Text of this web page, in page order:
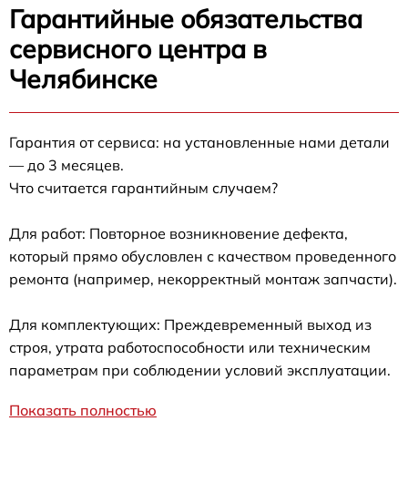
Гарантийные обязательства
сервисного центра в
Челябинске
Гарантия от сервиса: на установленные нами детали
— до 3 месяцев.
Что считается гарантийным случаем?
Для работ: Повторное возникновение дефекта,
который прямо обусловлен с качеством проведенного
ремонта (например, некорректный монтаж запчасти).
Для комплектующих: Преждевременный выход из
строя, утрата работоспособности или техническим
параметрам при соблюдении условий эксплуатации.
Показать полностью